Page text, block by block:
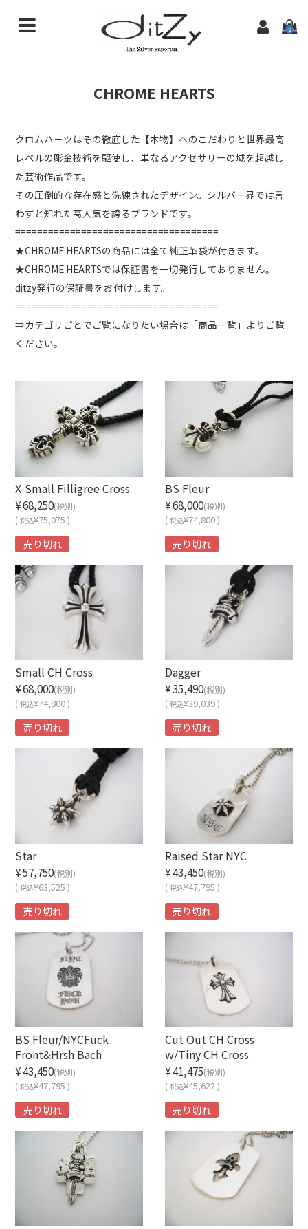
0
特定商取引法に基づく表記
CHROME HEARTS
クロムハ－ツはその徹底した【本物】へのこだわりと世界最高
レベルの彫金技術を駆使し、単なるアクセサリーの域を超越し
た芸術作品です。
その圧倒的な存在感と洗練されたデザイン。シルバー界では言
わずと知れた高人気を誇るブランドです。
=====================================
★CHROME HEARTSの商品には全て純正革袋が付きます。
★CHROME HEARTSでは保証書を一切発行しておりません。
ditzy発行の保証書をお付けします。
=====================================
⇒カテゴリごとでご覧になりたい場合は「商品一覧」よりご覧
ください。
X-Small Filligree Cross
¥68,250(税別)
(税込¥75,075 )
売り切れ
BS Fleur
¥68,000(税別)
(税込¥74,800 )
売り切れ
Small CH Cross
¥68,000(税別)
(税込¥74,800 )
売り切れ
Dagger
¥35,490(税別)
(税込¥39,039 )
売り切れ
Star
¥57,750(税別)
(税込¥63,525 )
売り切れ
Raised Star NYC
¥43,450(税別)
(税込¥47,795 )
売り切れ
BS Fleur/NYCFuck
Front&Hrsh Bach
¥43,450(税別)
(税込¥47,795 )
売り切れ
Cut Out CH Cross
w/Tiny CH Cross
¥41,475(税別)
(税込¥45,622 )
売り切れ